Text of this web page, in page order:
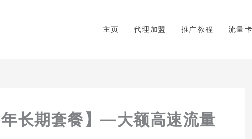
主页 代理加盟 推广教程 流量
长期套餐】—大额高速流量